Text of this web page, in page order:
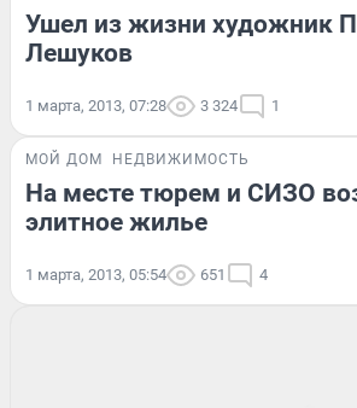
Ушел из жизни художник
Лешуков
1 марта, 2013, 07:28 3 324 1
МОЙ ДОМ НЕДВИЖИМОСТЬ
На месте тюрем и СИЗО
элитное жилье
1 марта, 2013, 05:54 651 4